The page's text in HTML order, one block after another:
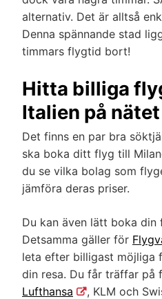
alternativ. Det är alltså
Denna spännande stad
timmars flygtid bort!
Hitta billiga
Italien på nätet
Det finns en par bra
ska boka ditt flyg till
du se vilka bolag som
jämföra deras priser.
Du kan även lätt boka din
Detsamma gäller för
leta efter billigast möjliga
din resa. Du får träffar på
Lufthansa
, KLM och